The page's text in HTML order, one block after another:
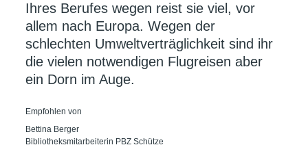
Ihres Berufes wegen reist sie viel, vor
allem nach Europa. Wegen der
schlechten Umweltverträglichkeit sind ihr
die vielen notwendigen Flugreisen aber
ein Dorn im Auge.
Empfohlen von
Bettina Berger
Bibliotheksmitarbeiterin PBZ Schütze